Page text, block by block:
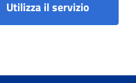
Utilizza il servizio